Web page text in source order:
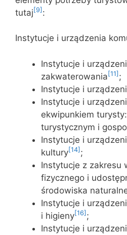
tutaj[9] :
Instytucje i urządzenia
Instytucje i
zakwaterowania[11] ;
Instytucje i
Instytucje i
ekwipunkiem
turystycznym i
Instytucje i
kultury[14] ;
Instytucje z zakresu
fizycznego i
środowiska
Instytucje i
i higieny[16] ;
Instytucje i